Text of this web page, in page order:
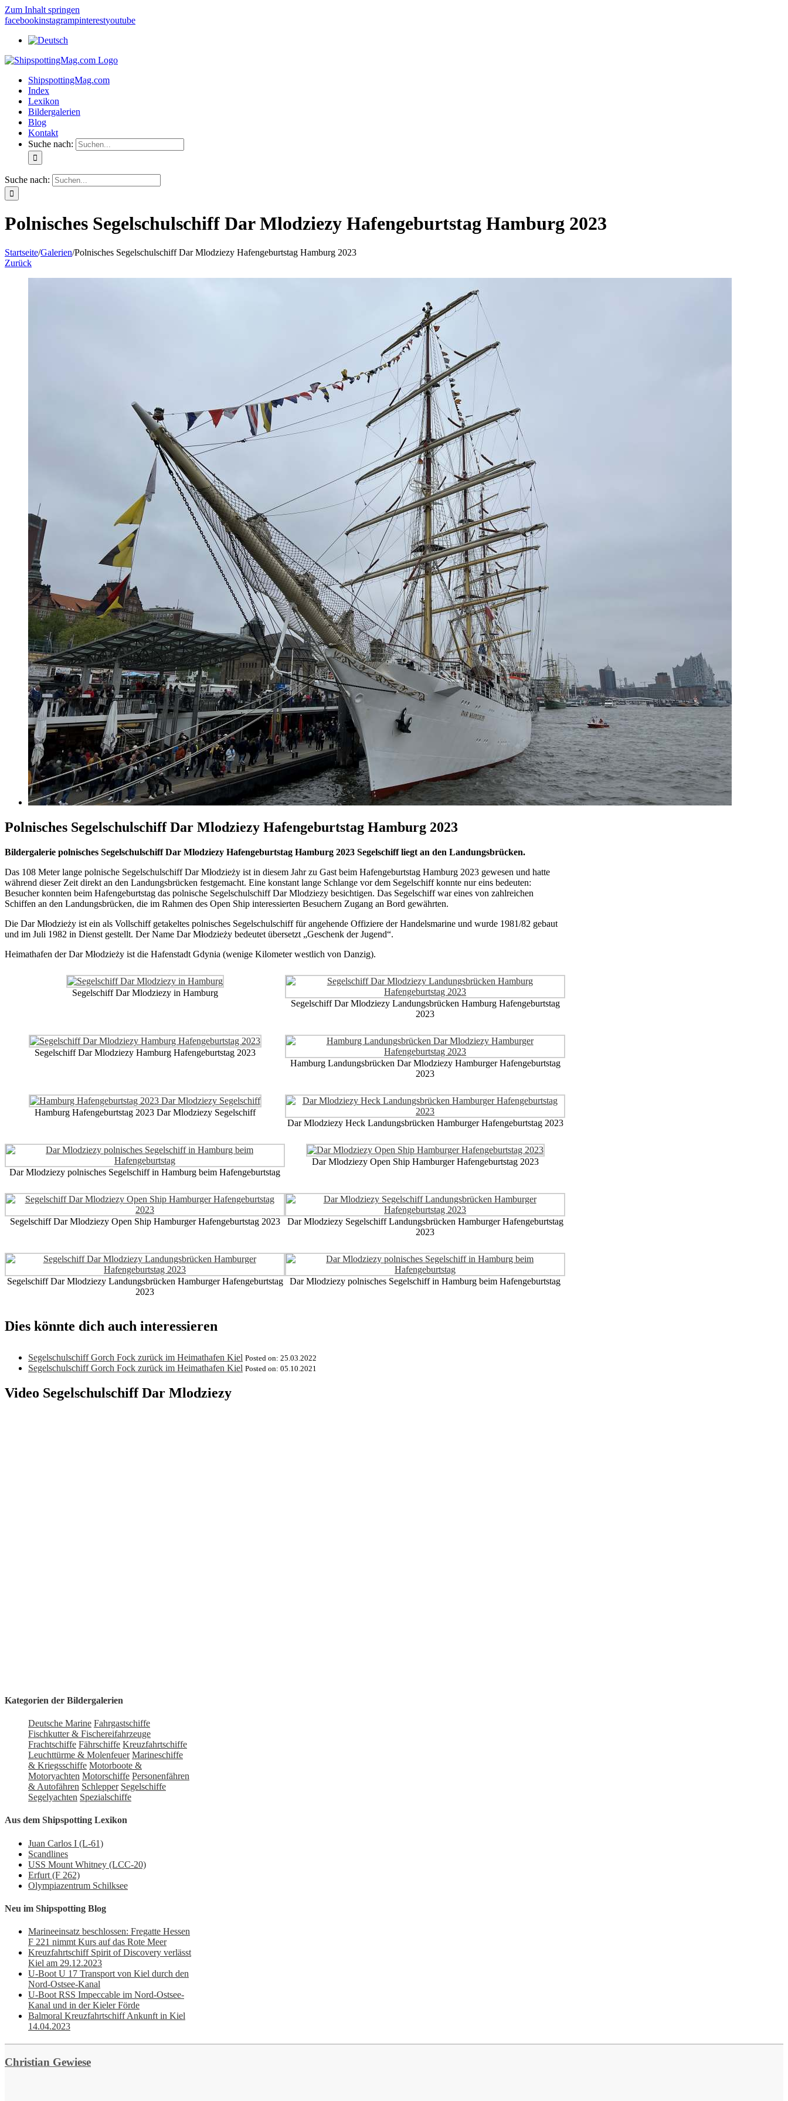
Zum Inhalt springen
facebookinstagrampinterestyoutube
ShipspottingMag.com
Index
Lexikon
Bildergalerien
Blog
Kontakt
Suche nach:
Suche nach:
Polnisches Segelschulschiff Dar Mlodziezy Hafengeburtstag Hamburg 2023
Startseite/Galerien/Polnisches Segelschulschiff Dar Mlodziezy Hafengeburtstag Hamburg 2023
Zurück
Polnisches Segelschulschiff Dar Mlodziezy Hafengeburtstag Hamburg 2023
Bildergalerie polnisches Segelschulschiff Dar Mlodziezy Hafengeburtstag Hamburg 2023 Segelschiff liegt an den Landungsbrücken.
Das 108 Meter lange polnische Segelschulschiff Dar Młodzieży ist in diesem Jahr zu Gast beim Hafengeburtstag Hamburg 2023 gewesen und hatte
während dieser Zeit direkt an den Landungsbrücken festgemacht. Eine konstant lange Schlange vor dem Segelschiff konnte nur eins bedeuten:
Besucher konnten beim Hafengeburtstag das polnische Segelschulschiff Dar Mlodziezy besichtigen. Das Segelschiff war eines von zahlreichen
Schiffen an den Landungsbrücken, die im Rahmen des Open Ship interessierten Besuchern Zugang an Bord gewährten.
Die Dar Młodzieży ist ein als Vollschiff getakeltes polnisches Segelschulschiff für angehende Offiziere der Handelsmarine und wurde 1981/82 gebaut
und im Juli 1982 in Dienst gestellt. Der Name Dar Młodzieży bedeutet übersetzt „Geschenk der Jugend“.
Heimathafen der Dar Młodzieży ist die Hafenstadt Gdynia (wenige Kilometer westlich von Danzig).
Segelschiff Dar Mlodziezy in Hamburg
Segelschiff Dar Mlodziezy Landungsbrücken Hamburg Hafengeburtstag
2023
Segelschiff Dar Mlodziezy Hamburg Hafengeburtstag 2023
Hamburg Landungsbrücken Dar Mlodziezy Hamburger Hafengeburtstag
2023
Hamburg Hafengeburtstag 2023 Dar Mlodziezy Segelschiff
Dar Mlodziezy Heck Landungsbrücken Hamburger Hafengeburtstag 2023
Dar Mlodziezy polnisches Segelschiff in Hamburg beim Hafengeburtstag
Dar Mlodziezy Open Ship Hamburger Hafengeburtstag 2023
Segelschiff Dar Mlodziezy Open Ship Hamburger Hafengeburtstag 2023
Dar Mlodziezy Segelschiff Landungsbrücken Hamburger Hafengeburtstag
2023
Segelschiff Dar Mlodziezy Landungsbrücken Hamburger Hafengeburtstag
2023
Dar Mlodziezy polnisches Segelschiff in Hamburg beim Hafengeburtstag
Dies könnte dich auch interessieren
Segelschulschiff Gorch Fock zurück im Heimathafen Kiel Posted on: 25.03.2022
Segelschulschiff Gorch Fock zurück im Heimathafen Kiel Posted on: 05.10.2021
Video Segelschulschiff Dar Mlodziezy
Kategorien der Bildergalerien
Deutsche Marine Fahrgastschiffe
Fischkutter & Fischereifahrzeuge
Frachtschiffe Fährschiffe Kreuzfahrtschiffe
Leuchttürme & Molenfeuer Marineschiffe
& Kriegsschiffe Motorboote &
Motoryachten Motorschiffe Personenfähren
& Autofähren Schlepper Segelschiffe
Segelyachten Spezialschiffe
Aus dem Shipspotting Lexikon
Juan Carlos I (L-61)
Scandlines
USS Mount Whitney (LCC-20)
Erfurt (F 262)
Olympiazentrum Schilksee
Neu im Shipspotting Blog
Marineeinsatz beschlossen: Fregatte Hessen
F 221 nimmt Kurs auf das Rote Meer
Kreuzfahrtschiff Spirit of Discovery verlässt
Kiel am 29.12.2023
U-Boot U 17 Transport von Kiel durch den
Nord-Ostsee-Kanal
U-Boot RSS Impeccable im Nord-Ostsee-
Kanal und in der Kieler Förde
Balmoral Kreuzfahrtschiff Ankunft in Kiel
14.04.2023
Christian Gewiese